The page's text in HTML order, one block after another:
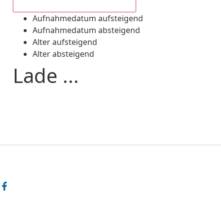
Aufnahmedatum aufsteigend
Aufnahmedatum absteigend
Alter aufsteigend
Alter absteigend
Lade ...